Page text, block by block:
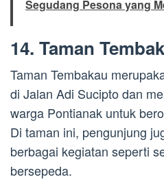
Segudang Pesona yang
14. Taman
Taman Tembakau
di Jalan Adi Sucipto dan
warga Pontianak untuk
Di taman ini, pengunjung
berbagai kegiatan seperti
bersepeda.